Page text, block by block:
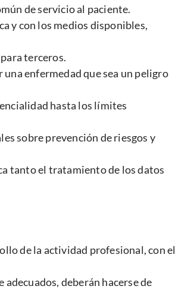
de servicio al paciente.
y con los medios disponibles,
terceros.
enfermedad que sea un peligro
hasta los límites
sobre prevención de riesgos y
tanto el tratamiento de los datos
de la actividad profesional, con el
deberán hacerse de